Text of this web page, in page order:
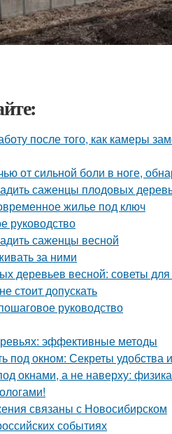
после того, как камеры
от сильной боли в ноге,
саженцы плодовых
жилье под ключ
руководство
саженцы весной
за ними
деревьев весной: советы
стоит допускать
руководство
эффективные методы
под окном: Секреты удобства
окнами, а не наверху:
связаны с Новосибирском
событиях